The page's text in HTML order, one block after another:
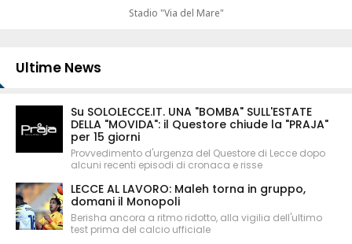
Stadio "Via del Mare"
Ultime News
Su SOLOLECCE.IT. UNA "BOMBA" SULL'ESTATE
DELLA "MOVIDA": il Questore chiude la "PRAJA"
per 15 giorni
Provvedimento d'urgenza del Questore di Lecce dopo
alcuni recenti episodi di cronaca e risse
LECCE AL LAVORO: Maleh torna in gruppo,
domani il Monopoli
Berisha ancora a ritmo ridotto, alla vigilia dell'ultimo
test prima del calcio ufficiale